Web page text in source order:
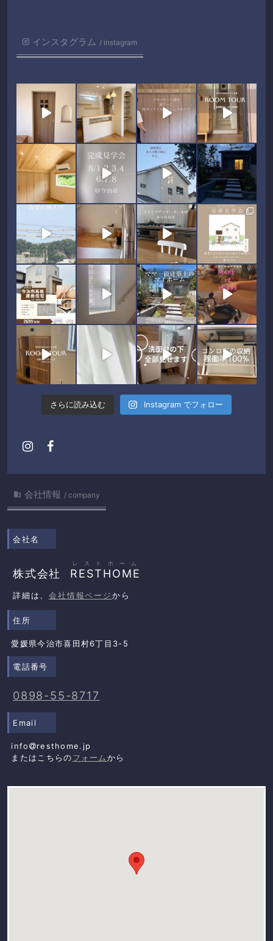
インスタグラム instagram
さらに読み込む Instagram でフォロー
 会社情報 company
会社名
株式会社 RESTHOME
レストホーム
詳細は、会社情報ページから
住所
愛媛県今治市喜田村6丁目3-5
電話番号
0898-55-8717
Email
info
resthome.jp
またはこちらのフォームから